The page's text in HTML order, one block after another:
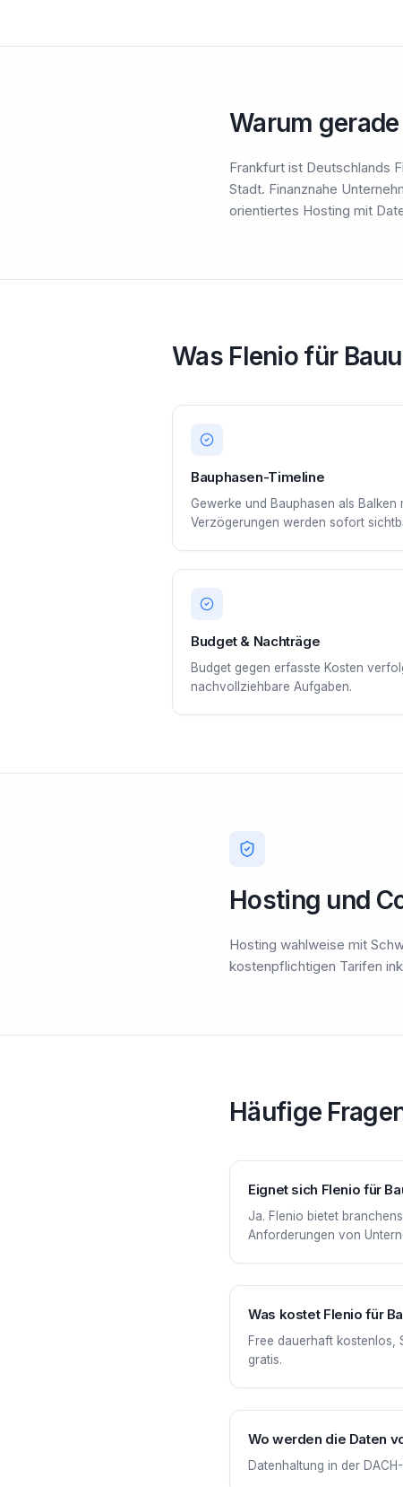
Warum
Frankfurt ist Deutschlands
Stadt. Finanznahe
orientiertes Hosting mit
Was Flenio für
Bauphasen-Timeline
Gewerke und Bauphasen als
Verzögerungen werden sofort
Budget & Nachträge
Budget gegen erfasste Kosten
nachvollziehbare Aufgaben.
Hosting und
Hosting wahlweise mit
kostenpflichtigen Tarifen
Häufige
Eignet sich Flenio für
Ja. Flenio bietet
Anforderungen von
Was kostet Flenio für
Free dauerhaft kostenlos,
gratis.
Wo werden die Daten
Datenhaltung in der